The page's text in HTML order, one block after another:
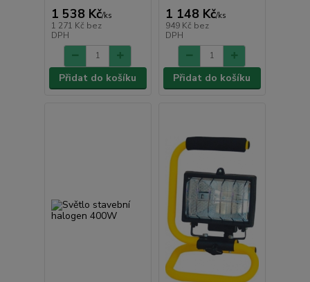
1 538 Kč/ks
1 271 Kč bez
DPH
Přidat do košíku
1 148 Kč/ks
949 Kč bez
DPH
Přidat do košíku